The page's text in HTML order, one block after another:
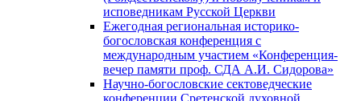
исповедникам Русской Церкви
Ежегодная региональная историко-
богословская конференция с
международным участием «Конференция-
вечер памяти проф. СДА А.И. Сидорова»
Научно-богословские сектоведческие
конференции Сретенской духовной